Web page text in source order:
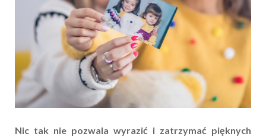
Nic tak nie pozwala wyrazić i zatrzymać pięknych